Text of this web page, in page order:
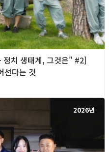
치 생태계, 그것은" #2]
선다는 것
2026년